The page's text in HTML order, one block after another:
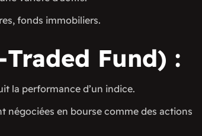
fonds immobiliers.
Fund) :
la performance d’un indice.
négociées en bourse comme des actions